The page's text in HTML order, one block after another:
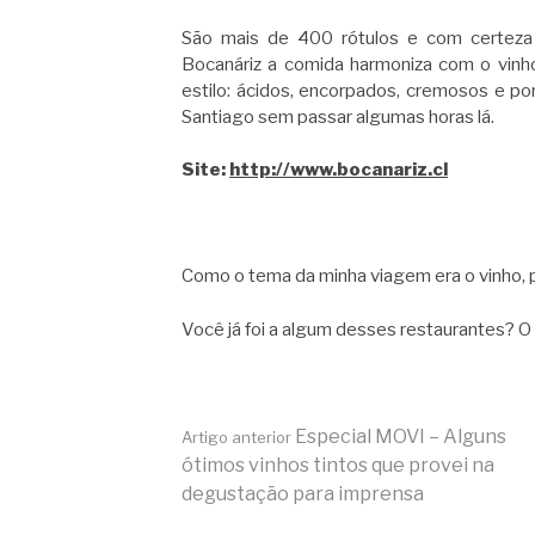
São mais de 400 rótulos e com
Bocanáriz a comida harmoniza com o
estilo: ácidos, encorpados, cremosos e
Santiago sem passar algumas horas lá.
Site: http://www.bocanariz.cl
Como o tema da minha viagem era o
Você já foi a algum desses restaurantes?
Continue
Artigo anterior Especial MOVI – Alguns
ótimos vinhos tintos que provei na
degustação para imprensa